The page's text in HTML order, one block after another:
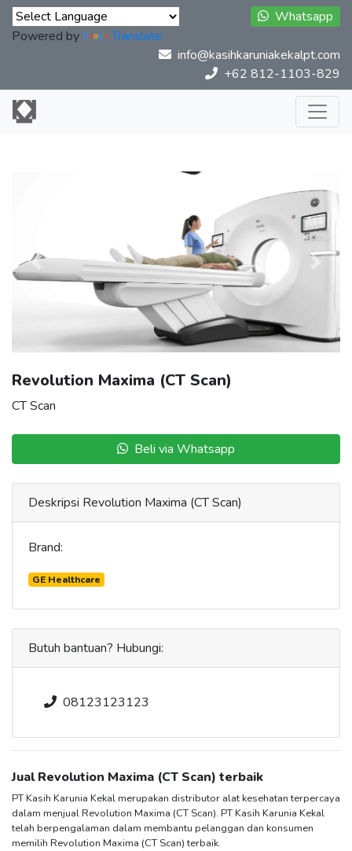
Powered by Translate
Whatsapp
info@kasihkaruniakekalpt.com
+62 812-1103-829
Previous
Revolution Maxima (CT Scan)
CT Scan
Beli via Whatsapp
Deskripsi Revolution Maxima (CT Scan)
Brand:
GE Healthcare
Butuh bantuan? Hubungi:
08123123123
JualRevolution Maxima (CT Scan) terbaik
PT Kasih Karunia Kekal merupakan distributor alat kesehatan terpercaya
dalam menjualRevolution Maxima (CT Scan). PT Kasih Karunia Kekal
telah berpengalaman dalam membantu pelanggan dan konsumen
memilih Revolution Maxima (CT Scan)terbaik.